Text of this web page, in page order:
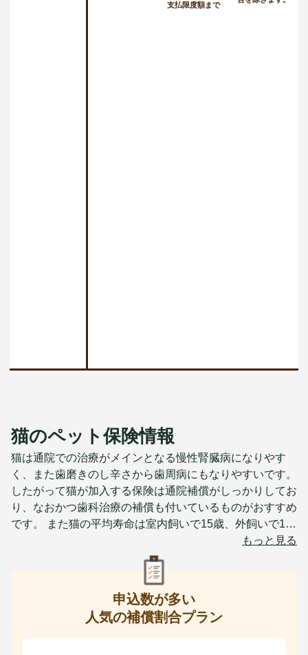
支払限度額まで
猫のペット保険情報
猫は通院での治療がメインとなる慢性腎臓病になりやす
く、また歯磨きのし辛さから歯周病にもなりやすいです。
したがって猫が加入する保険は通院補償がしっかりしてお
り、なおかつ歯科治療の補償も付いているものがおすすめ
です。 また猫の平均寿命は室内飼いで15歳、外飼いで13
歳程度となっており、比較的長めですから高齢時の保険料
にも気をつける必要があります。 愛猫を長生きさせてあ
げるためにも、完全室内飼いにした上で、若くて健康なう
ちから保険に加入して万が一の病気・怪我に備えておいて
もっと見る
申込数が多い
人気の補償割合プラン